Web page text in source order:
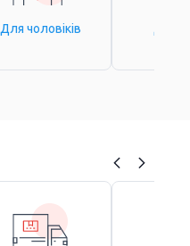
Для чоловіків